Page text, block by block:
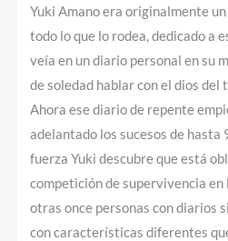
Yuki Amano era originalmente
todo lo que lo rodea, dedicado a
veía en un diario personal en su
de soledad hablar con el dios del
Ahora ese diario de repente
adelantado los sucesos de hasta
fuerza Yuki descubre que está
competición de supervivencia
otras once personas con diarios
con características diferentes